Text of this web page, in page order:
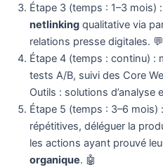
Étape 3 (temps : 1–3 mois)
netlinking qualitative via
relations presse digitales. 💬
Étape 4 (temps : continu) :
tests A/B, suivi des Core
Outils : solutions d’analyse
Étape 5 (temps : 3–6 mois)
répétitives, déléguer la
les actions ayant prouvé
organique. 🤖